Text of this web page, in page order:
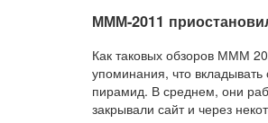
МММ-2011
Как таковых обзоров МММ
упоминания, что
пирамид. В среднем, они
закрывали сайт и через